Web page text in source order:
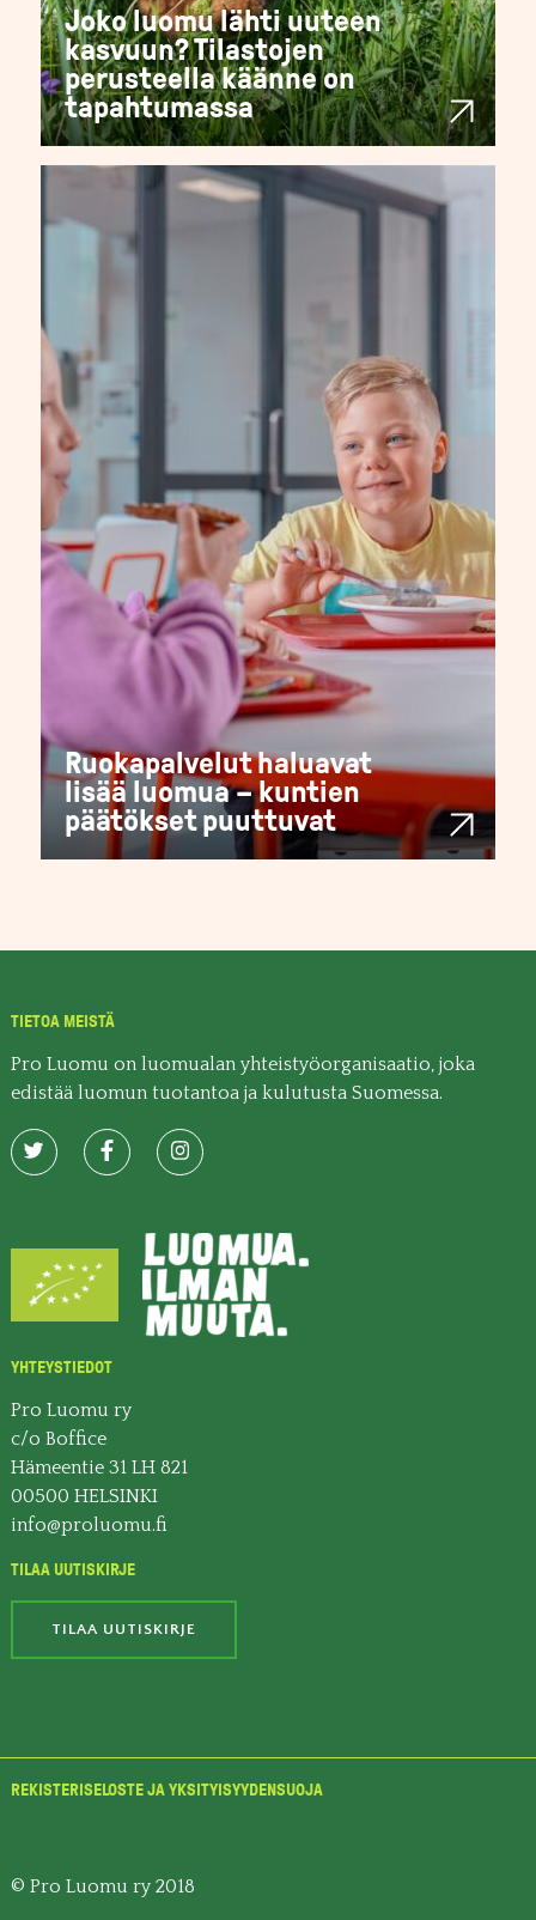
Joko luomu lähti uuteen
kasvuun? Tilastojen
perusteella käänne on
tapahtumassa
Ruokapalvelut haluavat
lisää luomua – kuntien
päätökset puuttuvat
TIETOA MEISTÄ
Pro Luomu on luomualan yhteistyöorganisaatio, joka
edistää luomun tuotantoa ja kulutusta Suomessa.
YHTEYSTIEDOT
Pro Luomu ry
c/o Boffice
Hämeentie 31 LH 821
00500 HELSINKI
info@proluomu.fi
TILAA UUTISKIRJE
TILAA UUTISKIRJE
REKISTERISELOSTE JA YKSITYISYYDENSUOJA
© Pro Luomu ry 2018